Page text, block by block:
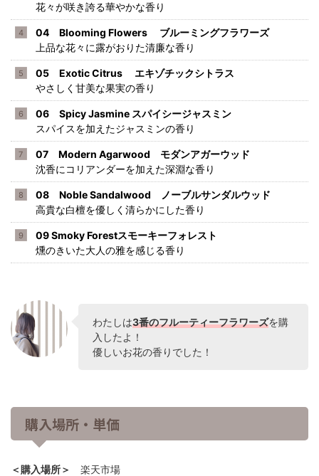
花々が咲き誇る華やかな香り
04 Blooming Flowers ブルーミングフラワーズ
上品な花々に露がおりた清廉な香り
05 Exotic Citrus エキゾチックシトラス
やさしく甘美な果実の香り
06 Spicy Jasmine スパイシージャスミン
スパイスを加えたジャスミンの香り
07 Modern Agarwood モダンアガーウッド
沈香にコリアンダーを加えた深淵な香り
08 Noble Sandalwood ノーブルサンダルウッド
高貴な白檀を優しく清らかにした香り
09 Smoky Forestスモーキーフォレスト
燻のきいた大人の雅を感じる香り
わたしは3番のフルーティーフラワーズを購
入したよ！
優しいお花の香りでした！
購入場所・単価
＜購入場所＞ 楽天市場